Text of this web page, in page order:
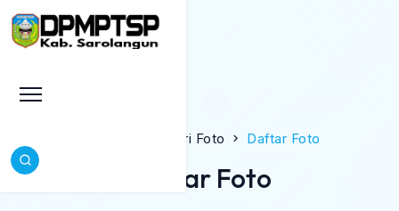
Galeri Foto Daftar Foto
Daftar Foto